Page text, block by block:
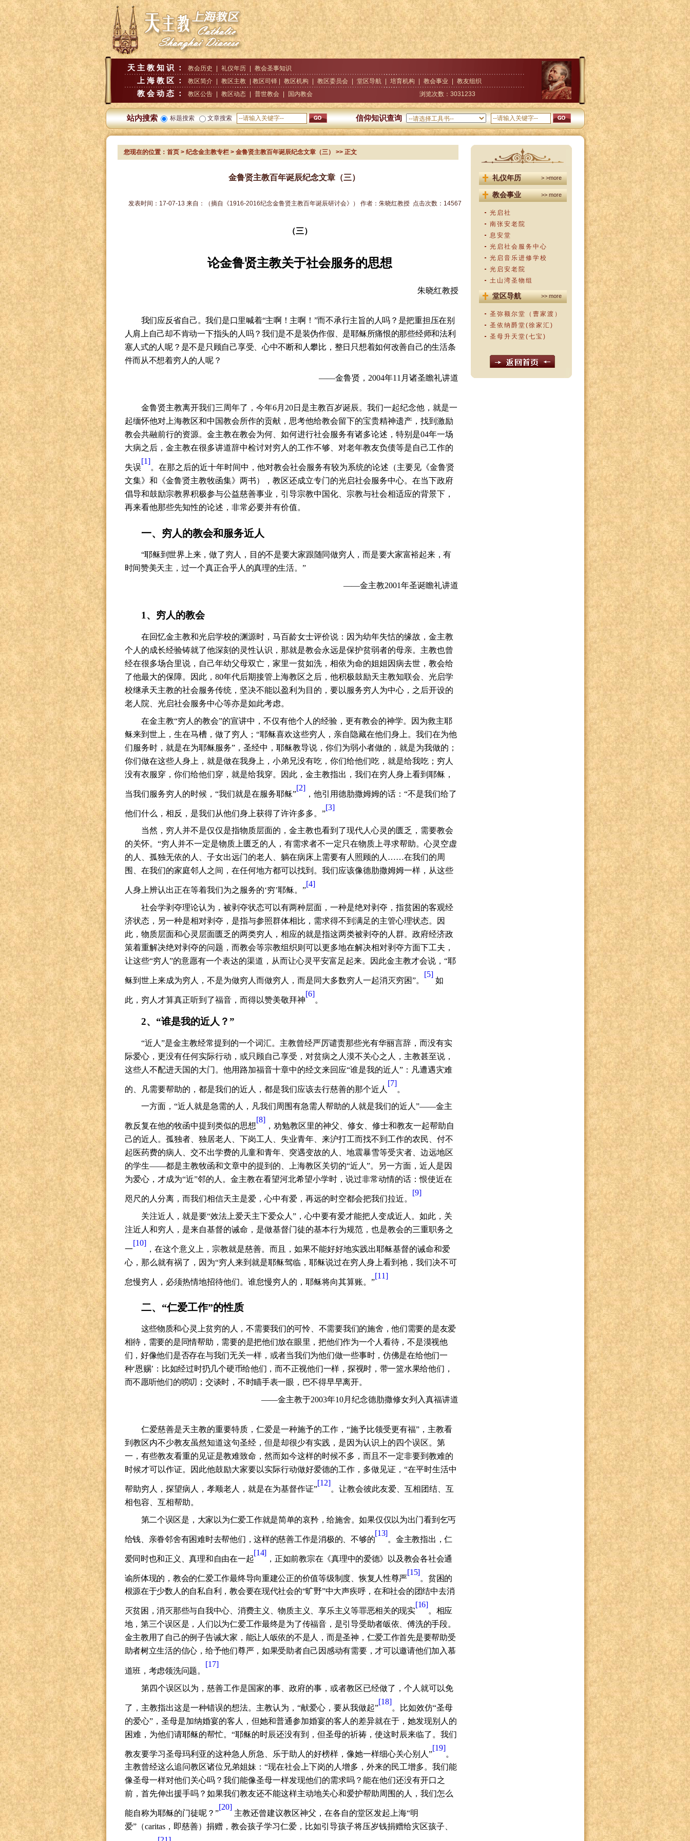
天主教知识： 教会历史 礼仪年历 教会圣事知识
上海教区： 教区简介 教区主教 | 教区司铎 | 教区机构 教区委员会 堂区导航 培育机构 教会事业 教友组织
教会动态： 教区公告 教区动态 普世教会 国内教会 浏览次数： 3031233
站内搜索 标题搜索 文章搜索 信仰知识查询
您现在的位置： 首页> 纪念金主教专栏> 金鲁贤主教百年诞辰纪念文章（三） >> 正文
金鲁贤主教百年诞辰纪念文章（三）
发表时间： 17-07-13 来自： （摘自《1916-2016纪念金鲁贤主教百年诞辰研讨会》） 作者： 朱晓红教授 点击次数： 14567
（三）
论金鲁贤主教关于社会服务的思想
朱晓红教授
我们应反省自己。我们是口里喊着“主啊！主啊！”而不承行主旨的人吗？是把重担压在别
人肩上自己却不肯动一下指头的人吗？我们是不是装伪作假、是耶稣所痛恨的那些经师和法利
塞人式的人呢？是不是只顾自己享受、心中不断和人攀比，整日只想着如何改善自己的生活条
件而从不想着穷人的人呢？
——金鲁贤， 2004年11 月诸圣瞻礼讲道
金鲁贤主教离开我们三周年了，今年6月 20日是主教百岁诞辰。我们一起纪念他，就是一
起缅怀他对上海教区和中国教会所作的贡献，思考他给教会留下的宝贵精神遗产，找到激励
教会共融前行的资源。金主教在教会为何、如何进行社会服务有诸多论述，特别是04年一场
大病之后，金主教在很多讲道辞中检讨对穷人的工作不够、对老年教友负债等是自己工作的
失误
[1]
。在那之后的近十年时间中，他对教会社会服务有较为系统的论述（主要见《金鲁贤
文集》和《金鲁贤主教牧函集》两书），教区还成立专门的光启社会服务中心。在当下政府
倡导和鼓励宗教界积极参与公益慈善事业，引导宗教中国化、宗教与社会相适应的背景下，
再来看他那些先知性的论述，非常必要并有价值。
一、穷人的教会和服务近人
“耶稣到世界上来，做了穷人，目的不是要大家跟随同做穷人，而是要大家富裕起来，有
时间赞美天主，过一个真正合乎人的真理的生活。”
——金主教2001年圣诞瞻礼讲道
1 、穷人的教会
在回忆金主教和光启学校的渊源时，马百龄女士评价说：因为幼年失怙的缘故，金主教
个人的成长经验铸就了他深刻的灵性认识，那就是教会永远是保护贫弱者的母亲。主教也曾
经在很多场合里说，自己年幼父母双亡，家里一贫如洗，相依为命的姐姐因病去世，教会给
了他最大的保障。因此， 80年代后期接管上海教区之后，他积极鼓励天主教知联会、光启学
校继承天主教的社会服务传统，坚决不能以盈利为目的，要以服务穷人为中心，之后开设的
老人院、光启社会服务中心等亦是如此考虑。
在金主教“穷人的教会”的宣讲中，不仅有他个人的经验，更有教会的神学。因为救主耶
稣来到世上，生在马槽，做了穷人；“耶稣喜欢这些穷人，亲自隐藏在他们身上。我们在为他
们服务时，就是在为耶稣服务”，圣经中，耶稣教导说，你们为弱小者做的，就是为我做的；
你们做在这些人身上，就是做在我身上，小弟兄没有吃，你们给他们吃，就是给我吃；穷人
没有衣服穿，你们给他们穿，就是给我穿。因此，金主教指出，我们在穷人身上看到耶稣，
当我们服务穷人的时候，“我们就是在服务耶稣”
[2]
，他引用德肋撒姆姆的话：“不是我们给了
他们什么，相反，是我们从他们身上获得了许许多多。”
[3]
当然，穷人并不是仅仅是指物质层面的，金主教也看到了现代人心灵的匮乏，需要教会
的关怀。“穷人并不一定是物质上匮乏的人，有需求者不一定只在物质上寻求帮助。心灵空虚
的人、孤独无依的人、子女出远门的老人、躺在病床上需要有人照顾的人……在我们的周
围、在我们的家庭邻人之间，在任何地方都可以找到。我们应该像德肋撒姆姆一样，从这些
人身上辨认出正在等着我们为之服务的‘穷’耶稣。”
[4]
社会学剥夺理论认为，被剥夺状态可以有两种层面，一种是绝对剥夺，指贫困的客观经
济状态，另一种是相对剥夺，是指与参照群体相比，需求得不到满足的主管心理状态。因
此，物质层面和心灵层面匮乏的两类穷人，相应的就是指这两类被剥夺的人群。政府经济政
策着重解决绝对剥夺的问题，而教会等宗教组织则可以更多地在解决相对剥夺方面下工夫，
让这些“穷人”的意愿有一个表达的渠道，从而让心灵平安富足起来。因此金主教才会说，“耶
稣到世上来成为穷人，不是为做穷人而做穷人，而是同大多数穷人一起消灭穷困”。
[5]
如
此，穷人才算真正听到了福音，而得以赞美敬拜神
[6]
。
2、“谁是我的近人？”
“近人”是金主教经常提到的一个词汇。主教曾经严厉谴责那些光有华丽言辞，而没有实
际爱心，更没有任何实际行动，或只顾自己享受，对贫病之人漠不关心之人，主教甚至说，
这些人不配进天国的大门。他用路加福音十章中的经文来回应“谁是我的近人”：凡遭遇灾难
的、凡需要帮助的，都是我们的近人，都是我们应该去行慈善的那个近人
[7]
。
一方面，“近人就是急需的人，凡我们周围有急需人帮助的人就是我们的近人”——金主
教反复在他的牧函中提到类似的思想
[8]
，劝勉教区里的神父、修女、修士和教友一起帮助自
己的近人。孤独者、独居老人、下岗工人、失业青年、来沪打工而找不到工作的农民、付不
起医药费的病人、交不出学费的儿童和青年、突遇变故的人、地震暴雪等受灾者、边远地区
的学生——都是主教牧函和文章中的提到的、上海教区关切的“近人”。另一方面，近人是因
为爱心，才成为“近”邻的人。金主教在看望河北希望小学时，说过非常动情的话：恨使近在
咫尺的人分离，而我们相信天主是爱，心中有爱，再远的时空都会把我们拉近。
[9]
关注近人，就是要“效法上爱天主下爱众人”，心中要有爱才能把人变成近人。如此，关
注近人和穷人，是来自基督的诫命，是做基督门徒的基本行为规范，也是教会的三重职务之
一
[10]
，在这个意义上，宗教就是慈善。而且，如果不能好好地实践出耶稣基督的诫命和爱
心，那么就有祸了，因为“穷人来到就是耶稣驾临，耶稣说过在穷人身上看到祂，我们决不可
怠慢穷人，必须热情地招待他们。谁怠慢穷人的，耶稣将向其算账。”
[11]
二、“仁爱工作”的性质
这些物质和心灵上贫穷的人，不需要我们的可怜、不需要我们的施舍，他们需要的是友爱
相待，需要的是同情帮助，需要的是把他们放在眼里，把他们作为一个人看待，不是漠视他
们，好像他们是否存在与我们无关一样，或者当我们为他们做一些事时，仿佛是在给他们一
种‘恩赐’：比如经过时扔几个硬币给他们，而不正视他们一样，探视时，带一篮水果给他们，
而不愿听他们的唠叨；交谈时，不时瞄手表一眼，巴不得早早离开。
——金主教于2003年10月纪念德肋撒修女列入真福讲道
仁爱慈善是天主教的重要特质，仁爱是一种施予的工作，“施予比领受更有福”，主教看
到教区内不少教友虽然知道这句圣经，但是却很少有实践，是因为认识上的四个误区。第
一，有些教友看重的见证是教难致命，然而如今这样的时候不多，而且不一定非要到教难的
时候才可以作证。因此他鼓励大家要以实际行动做好爱德的工作，多做见证，“在平时生活中
帮助穷人，探望病人，孝顺老人，就是在为基督作证”
[12]
。让教会彼此友爱、互相团结、互
相包容、互相帮助。
第二个误区是，大家以为仁爱工作就是简单的哀矜，给施舍。如果仅仅以为出门看到乞丐
给钱、亲眷邻舍有困难时去帮他们，这样的慈善工作是消极的、不够的
[13]
。金主教指出，仁
爱同时也和正义、真理和自由在一起
[14]
，正如前教宗在《真理中的爱德》以及教会各社会通
谕所体现的，教会的仁爱工作最终导向重建公正的价值等级制度、恢复人性尊严
[15]
。贫困的
根源在于少数人的自私自利，教会要在现代社会的“旷野”中大声疾呼，在和社会的团结中去消
灭贫困，消灭那些与自我中心、消费主义、物质主义、享乐主义等罪恶相关的现实
[16]
。相应
地，第三个误区是，人们以为仁爱工作最终是为了传福音，是引导受助者皈依、傅洗的手段。
金主教用了自己的例子告诫大家，能让人皈依的不是人，而是圣神，仁爱工作首先是要帮助受
助者树立生活的信心，给予他们尊严，如果受助者自己因感动有需要，才可以邀请他们加入慕
道班，考虑领洗问题。
[17]
第四个误区以为，慈善工作是国家的事、政府的事，或者教区已经做了，个人就可以免
了，主教指出这是一种错误的想法。主教认为，“献爱心，要从我做起”
[18]
。比如效仿“圣母
的爱心”，圣母是加纳婚宴的客人，但她和普通参加婚宴的客人的差异就在于，她发现别人的
困难，为他们请耶稣的帮忙。“耶稣的时辰还没有到，但圣母的祈祷，使这时辰来临了。我们
教友要学习圣母玛利亚的这种急人所急、乐于助人的好榜样，像她一样细心关心别人”
[19]
。
主教曾经这么追问教区诸位兄弟姐妹：“现在社会上下岗的人增多，外来的民工增多。我们能
像圣母一样对他们关心吗？我们能像圣母一样发现他们的需求吗？能在他们还没有开口之
前，首先伸出援手吗？如果我们教友还不能这样主动地关心和爱护帮助周围的人，我们怎么
能自称为耶稣的门徒呢？”
[20]
主教还曾建议教区神父，在各自的堂区发起上海“明
爱”（caritas，即慈善）捐赠，教会孩子学习仁爱，比如引导孩子将压岁钱捐赠给灾区孩子、
礼仪年历 > >more
教会事业 >> more
光启社
南张安老院
息安堂
光启社会服务中心
光启音乐进修学校
光启安老院
土山湾圣物组
堂区导航 >> more
圣弥额尔堂（曹家渡）
圣依纳爵堂(徐家汇)
圣母升天堂(七宝)